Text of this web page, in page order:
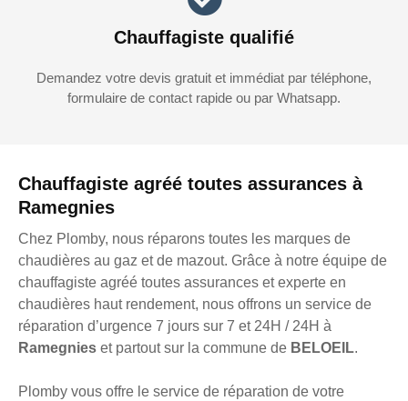
Chauffagiste agréé toutes assurances à
Ramegnies
Chez Plomby, nous réparons toutes les marques de
chaudières au gaz et de mazout. Grâce à notre équipe de
chauffagiste agréé toutes assurances et experte en
chaudières haut rendement, nous offrons un service de
réparation d’urgence 7 jours sur 7 et 24H / 24H à
Ramegnies et partout sur la commune de BELOEIL.
Plomby vous offre le service de réparation de votre
Chauffagiste qualifié
Demandez votre devis gratuit et immédiat par téléphone,
formulaire de contact rapide ou par Whatsapp.